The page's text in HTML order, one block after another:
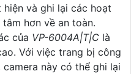
và ghi lại các hoạt
hơn về an toàn.
của VP-6004A|T|C là
Với việc trang bị công
này có thể ghi lại